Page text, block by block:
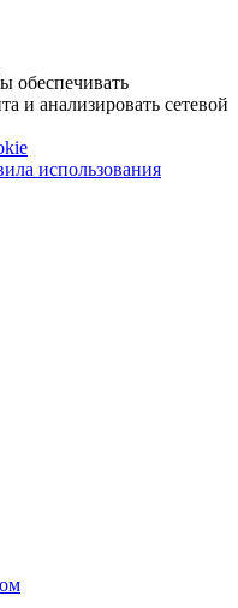
обеспечивать
и анализировать сетевой
использования